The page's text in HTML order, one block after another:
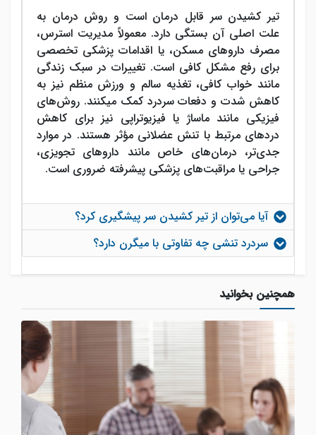
تیر کشیدن سر قابل درمان است و روش درمان به
علت اصلی آن بستگی دارد. معمولاً مدیریت استرس،
مصرف داروهای مسکن، یا اقدامات پزشکی تخصصی
برای رفع مشکل کافی است. تغییرات در سبک زندگی
مانند خواب کافی، تغذیه سالم و ورزش منظم نیز به
کاهش شدت و دفعات سردرد کمک می‎کنند. روش‌های
فیزیکی مانند ماساژ یا فیزیوتراپی نیز برای کاهش
دردهای مرتبط با تنش عضلانی مؤثر هستند. در موارد
جدی‌تر، درمان‌های خاص مانند داروهای تجویزی،
جراحی یا مراقبت‌های پزشکی پیشرفته ضروری است.
آیا می‌توان از تیر کشیدن سر پیشگیری کرد؟
سردرد تنشی چه تفاوتی با میگرن دارد؟
همچنین بخوانید